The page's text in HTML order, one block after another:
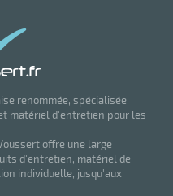
renommée, spécialisée
matériel d'entretien pour les
offre une large
d'entretien, matériel de
individuelle, jusqu'aux